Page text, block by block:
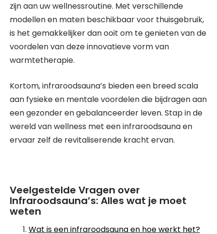
zijn aan uw wellnessroutine. Met verschillende
modellen en maten beschikbaar voor thuisgebruik,
is het gemakkelijker dan ooit om te genieten van de
voordelen van deze innovatieve vorm van
warmtetherapie.
Kortom, infraroodsauna’s bieden een breed scala
aan fysieke en mentale voordelen die bijdragen aan
een gezonder en gebalanceerder leven. Stap in de
wereld van wellness met een infraroodsauna en
ervaar zelf de revitaliserende kracht ervan.
Veelgestelde Vragen over
Infraroodsauna’s: Alles wat je moet
weten
Wat is een infraroodsauna en hoe werkt het?